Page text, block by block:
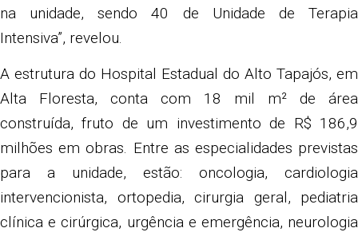
na unidade, sendo 40 de Unidade de Terapia
Intensiva”, revelou.
A estrutura do Hospital Estadual do Alto Tapajós, em
Alta Floresta, conta com 18 mil m² de área
construída, fruto de um investimento de R$ 186,9
milhões em obras. Entre as especialidades previstas
para a unidade, estão: oncologia, cardiologia
intervencionista, ortopedia, cirurgia geral, pediatria
clínica e cirúrgica, urgência e emergência, neurologia